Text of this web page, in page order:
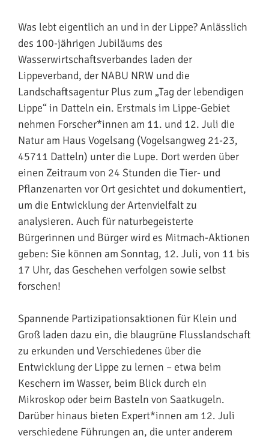
Was lebt eigentlich an und in der Lippe? Anlässlich
des 100-jährigen Jubiläums des
Wasserwirtschaftsverbandes laden der
Lippeverband, der NABU NRW und die
Landschaftsagentur Plus zum „Tag der lebendigen
Lippe“ in Datteln ein. Erstmals im Lippe-Gebiet
nehmen Forscher*innen am 11. und 12. Juli die
Natur am Haus Vogelsang (Vogelsangweg 21-23,
45711 Datteln) unter die Lupe. Dort werden über
einen Zeitraum von 24 Stunden die Tier- und
Pflanzenarten vor Ort gesichtet und dokumentiert,
um die Entwicklung der Artenvielfalt zu
analysieren. Auch für naturbegeisterte
Bürgerinnen und Bürger wird es Mitmach-Aktionen
geben: Sie können am Sonntag, 12. Juli, von 11 bis
17 Uhr, das Geschehen verfolgen sowie selbst
forschen!
Spannende Partizipationsaktionen für Klein und
Groß laden dazu ein, die blaugrüne Flusslandschaft
zu erkunden und Verschiedenes über die
Entwicklung der Lippe zu lernen – etwa beim
Keschern im Wasser, beim Blick durch ein
Mikroskop oder beim Basteln von Saatkugeln.
Darüber hinaus bieten Expert*innen am 12. Juli
verschiedene Führungen an, die unter anderem